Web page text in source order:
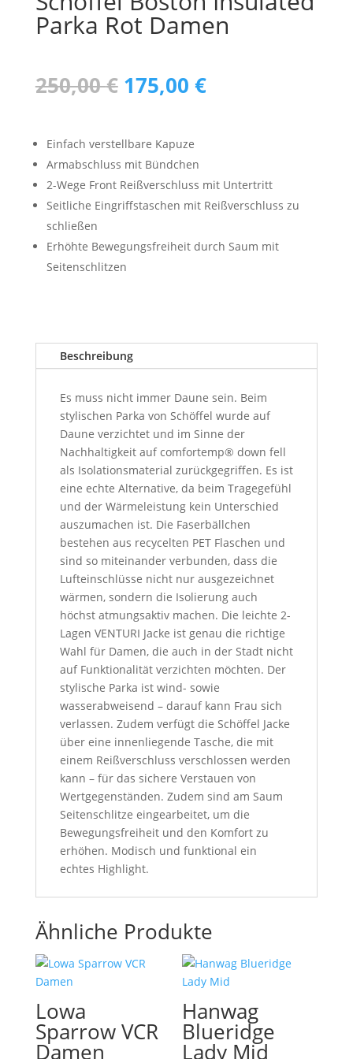
Parka Rot Damen
250,00€ Ursprünglicher
Preis
250,00 €
175,00 €Aktueller
Preis
Einfach verstellbare Kapuze
Armabschluss mit Bündchen
2-Wege Front Reißverschluss mit Untertritt
Seitliche Eingriffstaschen mit Reißverschluss zu
schließen
Erhöhte Bewegungsfreiheit durch Saum mit
Seitenschlitzen
Beschreibung
Es muss nicht immer Daune sein. Beim
stylischen Parka von Schöffel wurde auf
Daune verzichtet und im Sinne der
Nachhaltigkeit auf comfortemp® down fell
als Isolationsmaterial zurückgegriffen. Es ist
eine echte Alternative, da beim Tragegefühl
und der Wärmeleistung kein Unterschied
auszumachen ist. Die Faserbällchen
bestehen aus recycelten PET Flaschen und
sind so miteinander verbunden, dass die
Lufteinschlüsse nicht nur ausgezeichnet
wärmen, sondern die Isolierung auch
höchst atmungsaktiv machen. Die leichte 2-
Lagen VENTURI Jacke ist genau die richtige
Wahl für Damen, die auch in der Stadt nicht
auf Funktionalität verzichten möchten. Der
stylische Parka ist wind- sowie
wasserabweisend – darauf kann Frau sich
verlassen. Zudem verfügt die Schöffel Jacke
über eine innenliegende Tasche, die mit
einem Reißverschluss verschlossen werden
kann – für das sichere Verstauen von
Wertgegenständen. Zudem sind am Saum
Seitenschlitze eingearbeitet, um die
Bewegungsfreiheit und den Komfort zu
erhöhen. Modisch und funktional ein
echtes Highlight.
Ähnliche Produkte
Lowa
Sparrow VCR
Damen
Hanwag
Blueridge
Lady Mid